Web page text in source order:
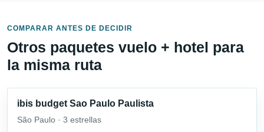
COMPARAR ANTES DE DECIDIR
Otros paquetes vuelo + hotel para
la misma ruta
ibis budget Sao Paulo Paulista
São Paulo · 3 estrellas